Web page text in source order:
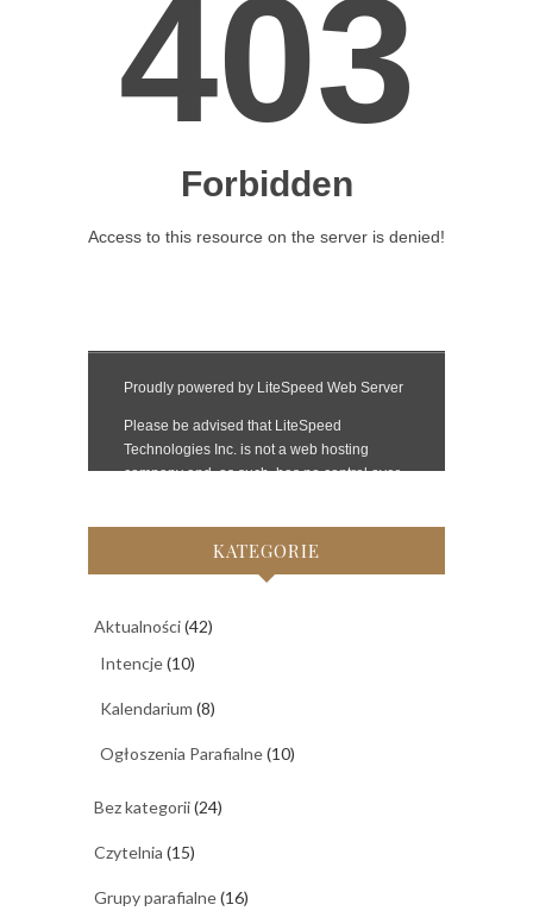
KATEGORIE
Aktualności(42)
Intencje(10)
Kalendarium (8)
Ogłoszenia Parafialne(10)
Bez kategorii(24)
Czytelnia (15)
Grupy parafialne(16)